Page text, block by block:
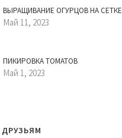
ВЫРАЩИВАНИЕ ОГУРЦОВ НА СЕТКЕ
Май 11, 2023
ПИКИРОВКА ТОМАТОВ
Май 1, 2023
ДРУЗЬЯМ